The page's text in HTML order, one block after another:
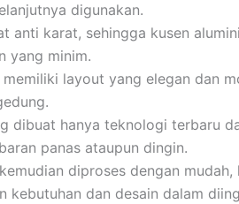
digunakan.
anti karat, sehingga kusen
yang minim.
memiliki layout yang elegan dan
dibuat hanya teknologi terbaru
panas ataupun dingin.
diproses dengan mudah,
kebutuhan dan desain dalam